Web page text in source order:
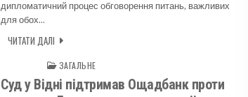
дипломатичний процес обговорення питань, важливих
для обох…
ЧИТАТИ ДАЛІ
ЗАГАЛЬНЕ
Суд у Відні підтримав Ощадбанк проти